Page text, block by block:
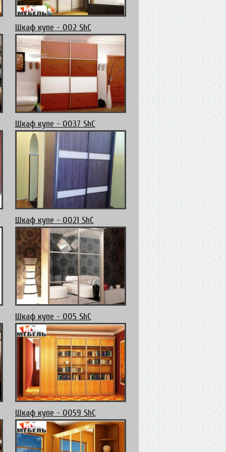
Шкаф купе - 002 ShC
Шкаф купе - 0037 ShC
Шкаф купе - 0021 ShC
Шкаф купе - 005 ShC
Шкаф купе - 0059 ShC